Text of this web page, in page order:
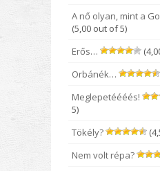
A nő olyan, mint a
(5,00 out of 5)
Erős…
Orbánék…
Meglepetéééés!
5)
Tökély?
Nem volt répa?